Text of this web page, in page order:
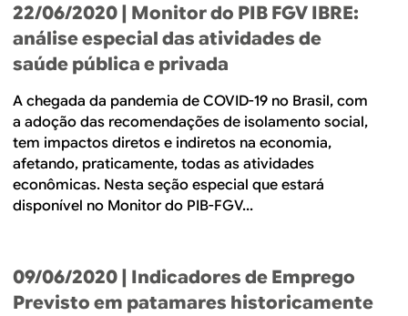
22/06/2020 | Monitor do PIB FGV IBRE:
análise especial das atividades de
saúde pública e privada
A chegada da pandemia de COVID-19 no Brasil, com
a adoção das recomendações de isolamento social,
tem impactos diretos e indiretos na economia,
afetando, praticamente, todas as atividades
econômicas. Nesta seção especial que estará
disponível no Monitor do PIB-FGV...
09/06/2020 | Indicadores de Emprego
Previsto em patamares historicamente